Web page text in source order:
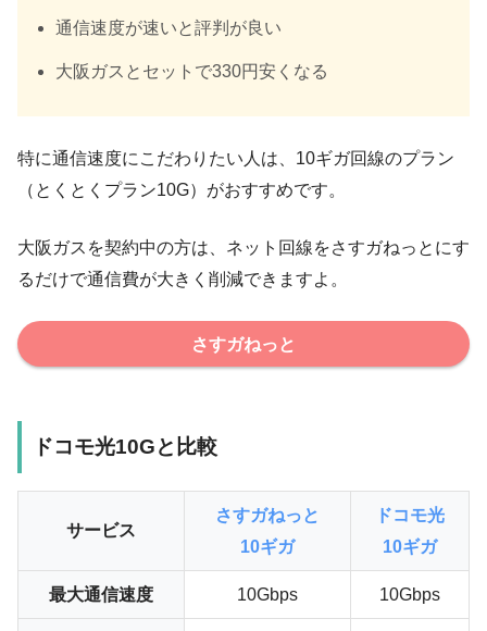
通信速度が速いと評判が良い
大阪ガスとセットで330円安くなる
特に通信速度にこだわりたい人は、10ギガ回線のプラン
（とくとくプラン10G）がおすすめです。
大阪ガスを契約中の方は、ネット回線をさすガねっとにす
るだけで通信費が大きく削減できますよ。
さすガねっと
ドコモ光10Gと比較
サービス
さすガねっと
10ギガ
ドコモ光
10ギガ
最大通信速度 10Gbps 10Gbps